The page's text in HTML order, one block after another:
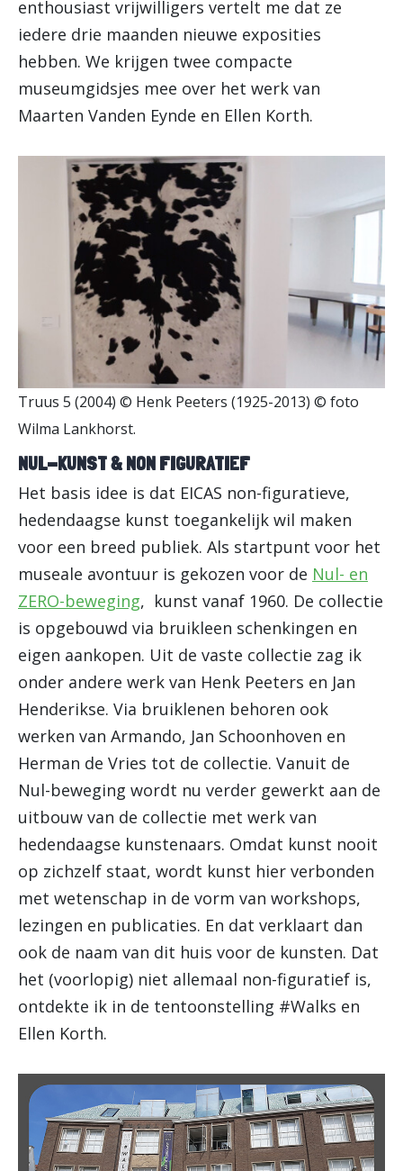
enthousiast vrijwilligers vertelt me dat ze
iedere drie maanden nieuwe exposities
hebben. We krijgen twee compacte
museumgidsjes mee over het werk van
Maarten Vanden Eynde en Ellen Korth.
Truus 5 (2004) © Henk Peeters (1925-2013) © foto
Wilma Lankhorst.
NUL-KUNST & NON FIGURATIEF
Het basis idee is dat EICAS non-figuratieve,
hedendaagse kunst toegankelijk wil maken
voor een breed publiek. Als startpunt voor het
museale avontuur is gekozen voor de Nul- en
ZERO-beweging, kunst vanaf 1960. De collectie
is opgebouwd via bruikleen schenkingen en
eigen aankopen. Uit de vaste collectie zag ik
onder andere werk van Henk Peeters en Jan
Henderikse. Via bruiklenen behoren ook
werken van Armando, Jan Schoonhoven en
Herman de Vries tot de collectie. Vanuit de
Nul-beweging wordt nu verder gewerkt aan de
uitbouw van de collectie met werk van
hedendaagse kunstenaars. Omdat kunst nooit
op zichzelf staat, wordt kunst hier verbonden
met wetenschap in de vorm van workshops,
lezingen en publicaties. En dat verklaart dan
ook de naam van dit huis voor de kunsten. Dat
het (voorlopig) niet allemaal non-figuratief is,
ontdekte ik in de tentoonstelling #Walks en
Ellen Korth.